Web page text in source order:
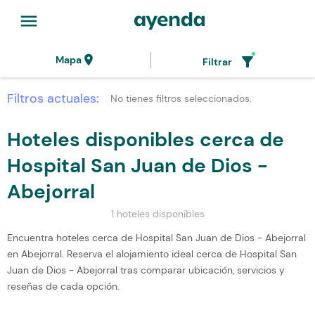
menu
Mapalocation_on Filtrar filter_alt
Filtros actuales: No tienes filtros seleccionados.
Hoteles disponibles cerca de
Hospital San Juan de Dios -
Abejorral
1 hoteles disponibles
Encuentra hoteles cerca de Hospital San Juan de Dios - Abejorral
en Abejorral. Reserva el alojamiento ideal cerca de Hospital San
Juan de Dios - Abejorral tras comparar ubicación, servicios y
reseñas de cada opción.